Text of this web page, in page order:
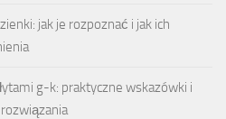
jak je rozpoznać i jak ich
g-k: praktyczne wskazówki i